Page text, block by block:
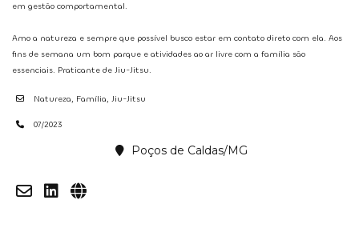
em gestão comportamental.
Amo a natureza e sempre que possível busco estar em contato direto com ela. Aos
fins de semana um bom parque e atividades ao ar livre com a família são
essenciais. Praticante de Jiu-Jitsu.​
Natureza, Família, Jiu-Jitsu
07/2023
Poços de Caldas/MG